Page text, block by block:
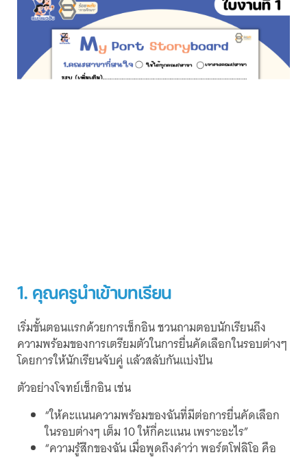
1. คุณครูนำเข้าบทเรียน
เริ่มขั้นตอนแรกด้วยการเช็กอิน ชวนถามตอบนักเรียนถึง
ความพร้อมของการเตรียมตัวในการยื่นคัดเลือกในรอบต่างๆ
โดยการให้นักเรียนจับคู่ แล้วสลับกันแบ่งปัน
ตัวอย่างโจทย์เช็กอิน เช่น
“ให้คะแนนความพร้อมของฉันที่มีต่อการยื่นคัดเลือก
ในรอบต่างๆ เต็ม 10 ให้กี่คะแนน เพราะอะไร”
“ความรู้สึกของฉัน เมื่อพูดถึงคำว่า พอร์ตโฟลิโอ คือ